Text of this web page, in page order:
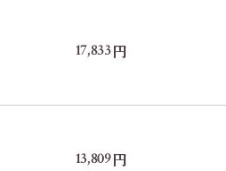
17,833円
13,809円